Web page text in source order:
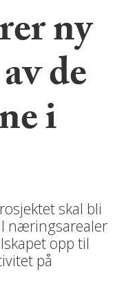
ny
de
i
skal bli
næringsarealer
opp til
på